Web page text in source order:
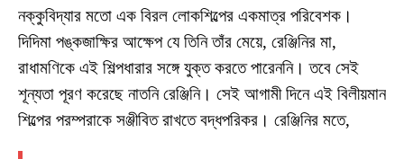
নক্কুবিদ্যার মতো এক বিরল লোকশিল্পের একমাত্র পরিবেশক।
দিদিমা পঙ্কজাক্ষির আক্ষেপ যে তিনি তাঁর মেয়ে, রেঞ্জিনির মা,
রাধামণিকে এই শিল্পধারার সঙ্গে যুক্ত করতে পারেননি। তবে সেই
শূন্যতা পূরণ করেছে নাতনি রেঞ্জিনি। সেই আগামী দিনে এই বিলীয়মান
শিল্পের পরম্পরাকে সঞ্জীবিত রাখতে বদ্ধপরিকর। রেঞ্জিনির মতে,